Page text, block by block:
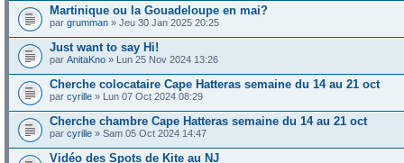
Martinique ou la Gouadeloupe en mai?
par grumman » Jeu 30 Jan 2025 20:25
Just want to say Hi!
par AnitaKno » Lun 25 Nov 2024 13:26
Cherche colocataire Cape Hatteras semaine du 14 au 21 oct
par cyrille » Lun 07 Oct 2024 08:29
Cherche chambre Cape Hatteras semaine du 14 au 21 oct
par cyrille » Sam 05 Oct 2024 14:47
Vidéo des Spots de Kite au NJ